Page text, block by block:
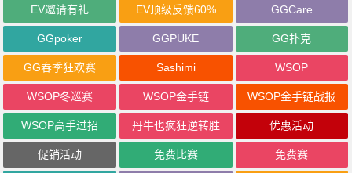
EV邀请有礼 EV顶级反馈60% GGCare
GGpoker GGPUKE GG扑克
GG春季狂欢赛 Sashimi WSOP
WSOP冬巡赛 WSOP金手链 WSOP金手链战报
WSOP高手过招 丹牛也疯狂逆转胜 优惠活动
促销活动 免费比赛 免费赛